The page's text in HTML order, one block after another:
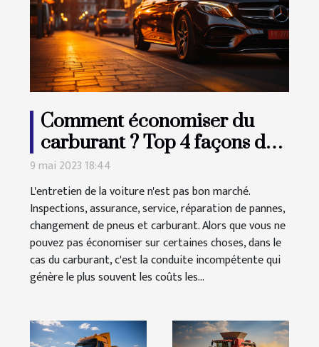
Comment économiser du
carburant ? Top 4 façons de
réduire la consommation de
carburant
9 mai 2023 18:44
L'entretien de la voiture n'est pas bon marché.
Inspections, assurance, service, réparation de pannes,
changement de pneus et carburant. Alors que vous ne
pouvez pas économiser sur certaines choses, dans le
cas du carburant, c'est la conduite incompétente qui
génère le plus souvent les coûts les...